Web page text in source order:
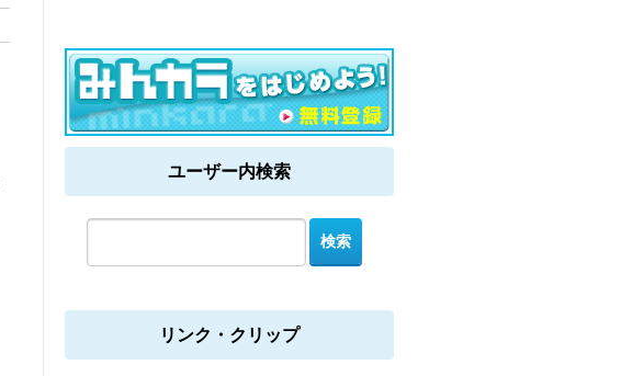
ユーザー内検索
リンク・クリップ